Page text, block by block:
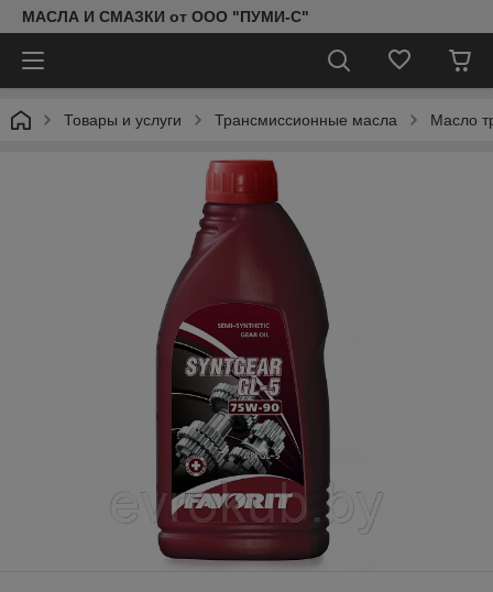
МАСЛА И СМАЗКИ от ООО "ПУМИ-С"
Товары и услуги Трансмиссионные масла Масло